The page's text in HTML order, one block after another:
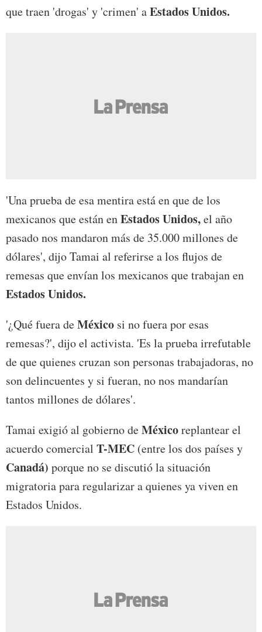
que traen 'drogas' y 'crimen' aEstados Unidos.
'Una prueba de esa mentira está en que de los
mexicanos que están enEstados Unidos,el año
pasado nos mandaron más de 35.000 millones de
dólares', dijo Tamai al referirse a los flujos de
remesas que envían los mexicanos que trabajan en
Estados Unidos.
'¿Qué fuera deMéxico si no fuera por esas
remesas?', dijo el activista. 'Es la prueba irrefutable
de que quienes cruzan son personas trabajadoras, no
son delincuentes y si fueran, no nos mandarían
tantos millones de dólares'.
Tamai exigió al gobierno deMéxicoreplantear el
acuerdo comercial T-MEC (entre los dos países y
Canadá) porque no se discutió la situación
migratoria para regularizar a quienes ya viven en
Estados Unidos.